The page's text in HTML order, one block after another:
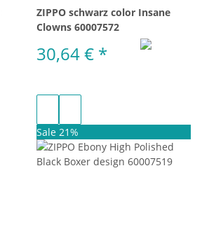
ZIPPO schwarz color Insane
Clowns 60007572
30,64 € *
Sale 21%